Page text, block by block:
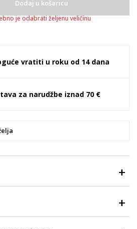
Dodaj u košaricu
je odabrati željenu veličinu
vratiti u roku od 14 dana
za narudžbe iznad 70 €